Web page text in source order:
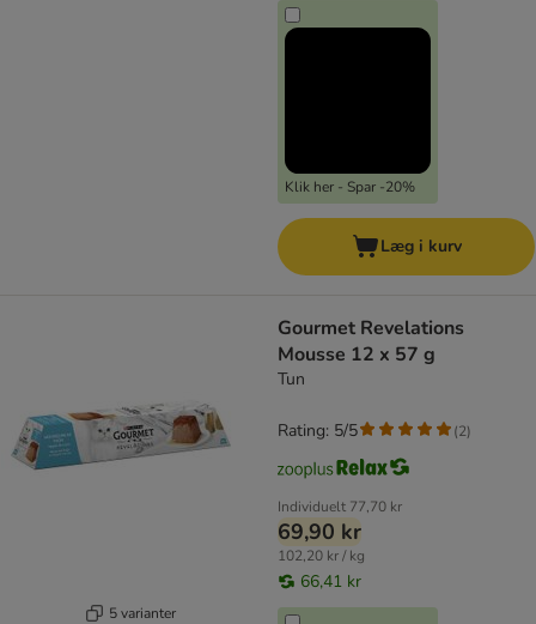
Klik her - Spar -20%
Læg i kurv
5 varianter
Gourmet Revelations
Mousse 12 x 57 g
Tun
Individuelt 77,70 kr
69,90 kr
102,20 kr / kg
66,41 kr
Rating: 5/5 (2)